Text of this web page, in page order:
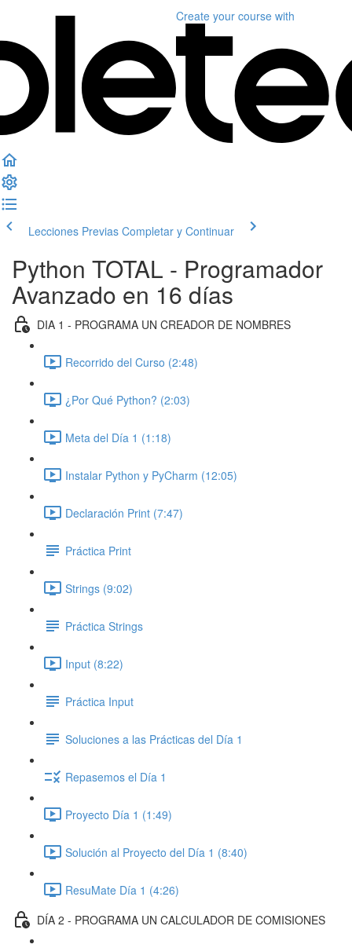
Create your course with
Lecciones Previas Completar y Continuar
Python TOTAL - Programador
Avanzado en 16 días
DIA 1 - PROGRAMA UN CREADOR DE NOMBRES
Recorrido del Curso (2:48)
¿Por Qué Python? (2:03)
Meta del Día 1 (1:18)
Instalar Python y PyCharm (12:05)
Declaración Print (7:47)
Práctica Print
Strings (9:02)
Práctica Strings
Input (8:22)
Práctica Input
Soluciones a las Prácticas del Día 1
Repasemos el Día 1
Proyecto Día 1 (1:49)
Solución al Proyecto del Día 1 (8:40)
ResuMate Día 1 (4:26)
DÍA 2 - PROGRAMA UN CALCULADOR DE COMISIONES